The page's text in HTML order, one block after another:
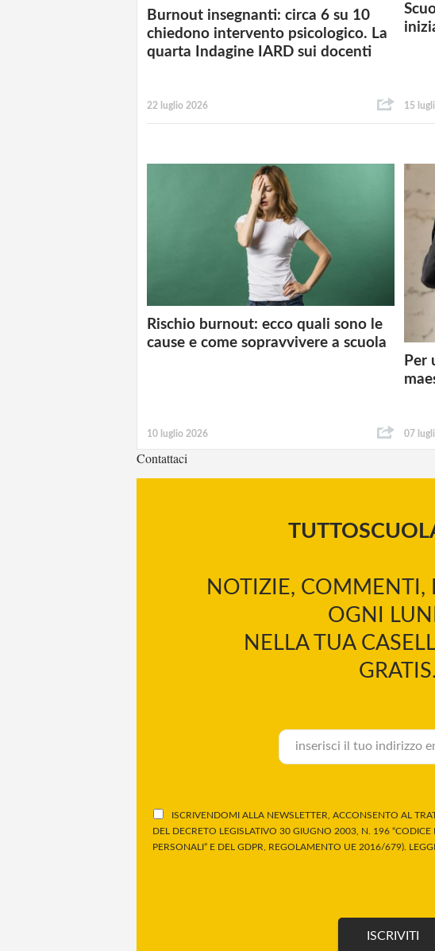
Burnout insegnanti: circa 6 su 10
chiedono intervento psicologico. La
quarta Indagine IARD sui docenti
22 luglio 2026 15
Rischio burnout: ecco quali sono le
cause e come sopravvivere a scuola
10 luglio 2026
Per
07
Contattaci
NOTIZIE, COMMENTI,
OGNI
NELLA TUA
GRATIS.
ISCRIVENDOMI ALLA NEWSLETTER, ACCONSENTO AL
DEL DECRETO LEGISLATIVO 30 GIUGNO 2003, N. 196
PERSONALI” E DEL GDPR, REGOLAMENTO UE 2016/679).